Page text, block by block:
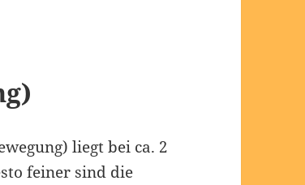
liegt bei ca. 2
feiner sind die